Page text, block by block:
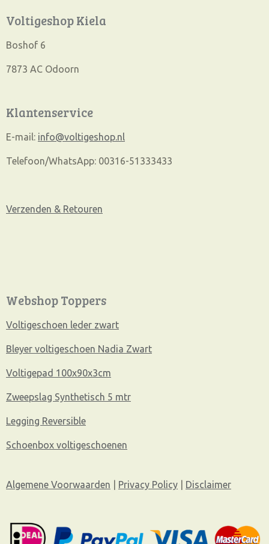
Voltigeshop Kiela
Boshof 6
7873 AC Odoorn
Klantenservice
E-mail: info@voltigeshop.nl
Telefoon/WhatsApp: 00316-51333433
Verzenden & Retouren
Webshop Toppers
Voltigeschoen leder zwart
Bleyer voltigeschoen Nadia Zwart
Voltigepad 100x90x3cm
Zweepslag Synthetisch 5 mtr
Legging Reversible
Schoenbox voltigeschoenen
Algemene Voorwaarden Privacy Policy Disclaimer